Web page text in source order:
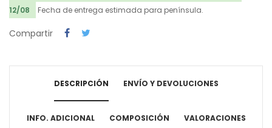
12/08
Fecha de entrega estimada para península.
Compartir
DESCRIPCIÓN ENVÍO Y DEVOLUCIONES
INFO. ADICIONAL COMPOSICIÓN VALORACIONES